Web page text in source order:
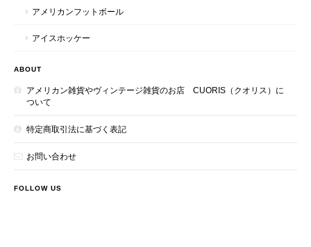
アメリカンフットボール
アイスホッケー
ABOUT
アメリカン雑貨やヴィンテージ雑貨のお店 CUORIS（クオリス）に
ついて
特定商取引法に基づく表記
お問い合わせ
FOLLOW US